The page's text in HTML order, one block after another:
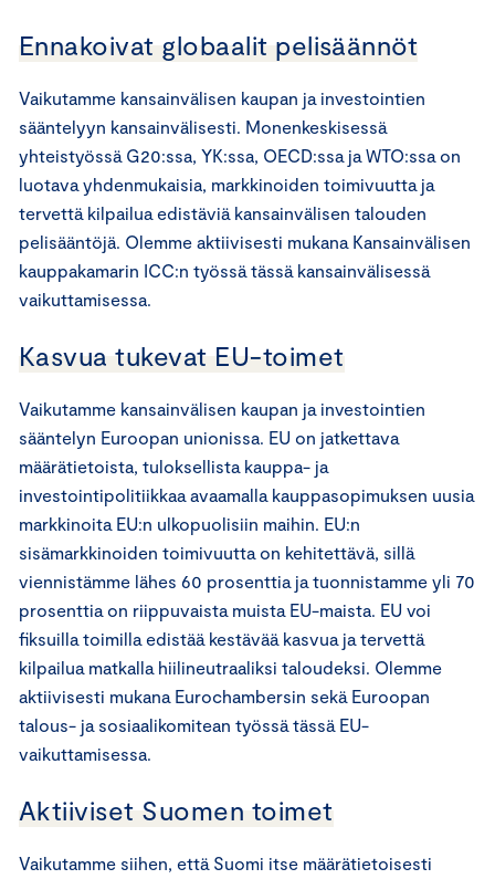
Ennakoivat globaalit pelisäännöt
Vaikutamme kansainvälisen kaupan ja investointien
sääntelyyn kansainvälisesti. Monenkeskisessä
yhteistyössä G20:ssa, YK:ssa, OECD:ssa ja WTO:ssa on
luotava yhdenmukaisia, markkinoiden toimivuutta ja
tervettä kilpailua edistäviä kansainvälisen talouden
pelisääntöjä. Olemme aktiivisesti mukana Kansainvälisen
kauppakamarin ICC:n työssä tässä kansainvälisessä
vaikuttamisessa.
Kasvua tukevat EU-toimet
Vaikutamme kansainvälisen kaupan ja investointien
sääntelyn Euroopan unionissa. EU on jatkettava
määrätietoista, tuloksellista kauppa- ja
investointipolitiikkaa avaamalla kauppasopimuksen uusia
markkinoita EU:n ulkopuolisiin maihin. EU:n
sisämarkkinoiden toimivuutta on kehitettävä, sillä
viennistämme lähes 60 prosenttia ja tuonnistamme yli 70
prosenttia on riippuvaista muista EU-maista. EU voi
fiksuilla toimilla edistää kestävää kasvua ja tervettä
kilpailua matkalla hiilineutraaliksi taloudeksi. Olemme
aktiivisesti mukana Eurochambersin sekä Euroopan
talous- ja sosiaalikomitean työssä tässä EU-
vaikuttamisessa.
Aktiiviset Suomen toimet
Vaikutamme siihen, että Suomi itse määrätietoisesti